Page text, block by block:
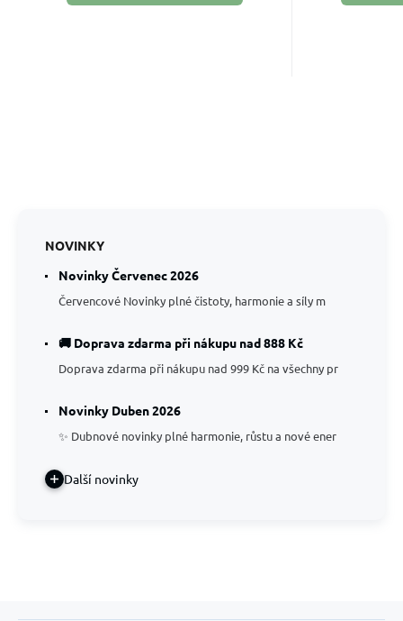
NOVINKY
Novinky Červenec 2026
Červencové Novinky plné čistoty, harmonie a síly m
🚚 Doprava zdarma při nákupu nad 888 Kč
Doprava zdarma při nákupu nad 999 Kč na všechny pr
Novinky Duben 2026
✨ Dubnové novinky plné harmonie, růstu a nové ener
Další novinky